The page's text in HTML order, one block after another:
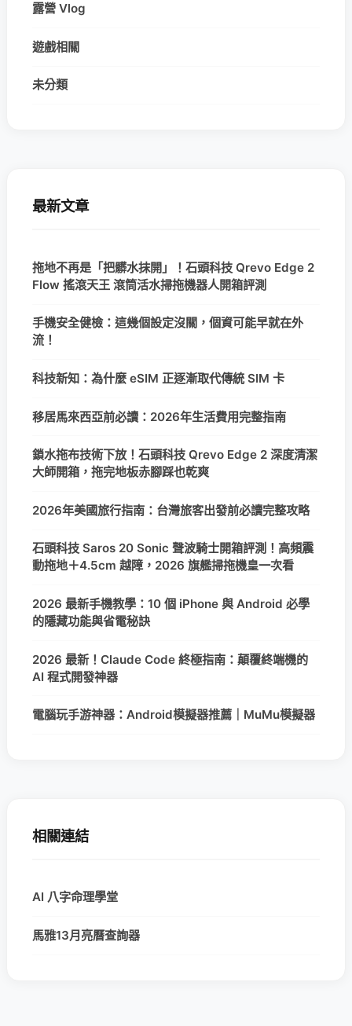
露營 Vlog
遊戲相關
未分類
最新文章
拖地不再是「把髒水抹開」！石頭科技 Qrevo Edge 2
Flow 搖滾天王 滾筒活水掃拖機器人開箱評測
手機安全健檢：這幾個設定沒關，個資可能早就在外
流！
科技新知：為什麼 eSIM 正逐漸取代傳統 SIM 卡
移居馬來西亞前必讀：2026年生活費用完整指南
鎖水拖布技術下放！石頭科技 Qrevo Edge 2 深度清潔
大師開箱，拖完地板赤腳踩也乾爽
2026年美國旅行指南：台灣旅客出發前必讀完整攻略
石頭科技 Saros 20 Sonic 聲波騎士開箱評測！高頻震
動拖地＋4.5cm 越障，2026 旗艦掃拖機皇一次看
2026 最新手機教學：10 個 iPhone 與 Android 必學
的隱藏功能與省電秘訣
2026 最新！Claude Code 終極指南：顛覆終端機的
AI 程式開發神器
電腦玩手游神器：Android模擬器推薦｜MuMu模擬器
相關連結
AI 八字命理學堂
馬雅13月亮曆查詢器